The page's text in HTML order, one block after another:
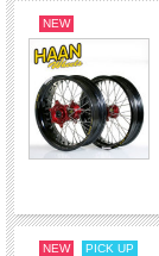
NEW
NEW PICK UP